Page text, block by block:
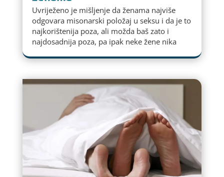
Uvriježeno je mišljenje da ženama najviše
odgovara misonarski položaj u seksu i da je to
najkorištenija poza, ali možda baš zato i
najdosadnija poza, pa ipak neke žene nika